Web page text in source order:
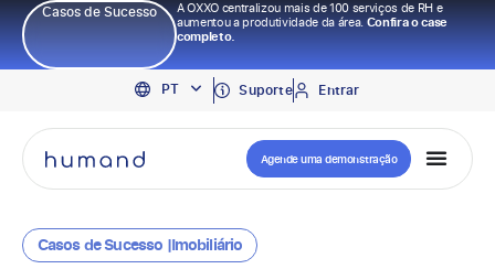
Casos de Sucesso
A OXXO centralizou mais de 100 serviços de RH e
aumentou a produtividade da área.Confira o case
completo.
PT
EN
ES
Suporte Entrar
Agende uma demonstração
Casos de Sucesso |Imobiliário